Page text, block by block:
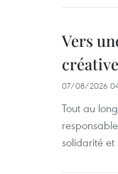
Vers
07/08/2026
Tout au
solidarité et